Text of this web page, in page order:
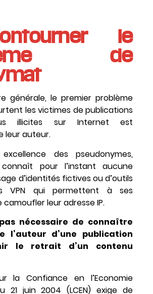
le
de
générale, le premier problème
les victimes de publications
illicites sur Internet est
leur auteur.
des pseudonymes,
pour l’instant aucune
d’identités fictives ou d’outils
VPN qui permettent à ses
leur adresse IP.
nécessaire de connaître
l’auteur d’une publication
le retrait d’un contenu
la Confiance en l’Economie
21 juin 2004 (LCEN) exige de